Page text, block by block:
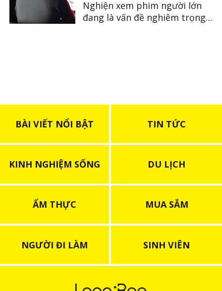
Nghiện xem phim người lớn
đang là vấn đề nghiêm trọng
BÀI VIẾT NỔI BẬT TIN TỨC
KINH NGHIỆM SỐNG DU LỊCH
ẨM THỰC MUA SẮM
NGƯỜI ĐI LÀM SINH VIÊN